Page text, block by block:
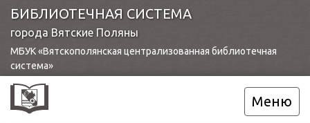
БИБЛИОТЕЧНАЯ СИСТЕМА
города Вятские Поляны
МБУК «Вятскополянская централизованная библиотечная
система»
Меню